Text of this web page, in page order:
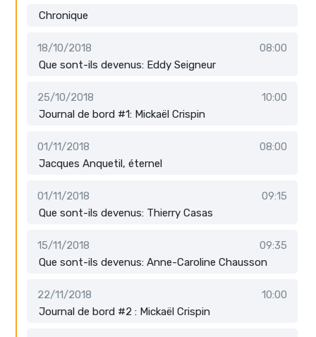
Chronique
18/10/2018
08:00
Que sont-ils devenus: Eddy Seigneur
25/10/2018
10:00
Journal de bord #1: Mickaël Crispin
01/11/2018
08:00
Jacques Anquetil, éternel
01/11/2018
09:15
Que sont-ils devenus: Thierry Casas
15/11/2018
09:35
Que sont-ils devenus: Anne-Caroline Chausson
22/11/2018
10:00
Journal de bord #2 : Mickaël Crispin